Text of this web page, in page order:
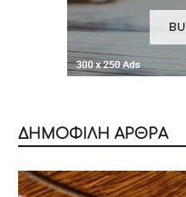
ΔΗΜΟΦΙΛΗ ΑΡΘΡΑ